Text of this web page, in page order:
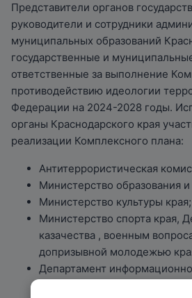
Представители органов
руководители и сотрудники
муниципальных образований
государственные и
ответственные за выполнение
противодействию идеологии
Федерации на 2024-2028 годы.
органы Краснодарского края
реализации Комплексного плана:
Антитеррористическая
Министерство образования и
Министерство культуры края;
Министерство спорта края,
казачества , военным
допризывной молодежью
Департамент